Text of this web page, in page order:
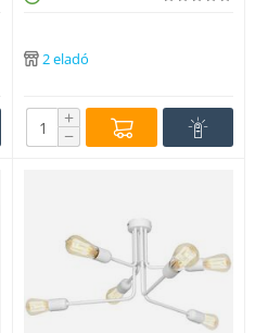
2 eladó
+
−